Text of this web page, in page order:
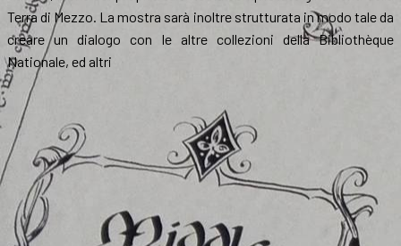
Terra di Mezzo. La mostra sarà inoltre strutturata in modo tale da
creare un dialogo con le altre collezioni della Bibliothèque
Nationale, ed altri